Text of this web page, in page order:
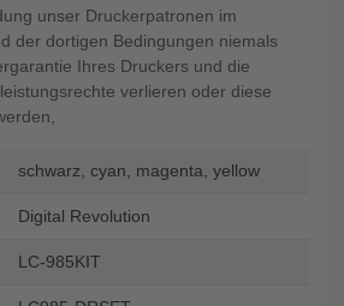
unser Druckerpatronen im
der dortigen Bedingungen niemals
Ihres Druckers und die
verlieren oder diese
schwarz, cyan, magenta, yellow
Digital Revolution
LC-985KIT